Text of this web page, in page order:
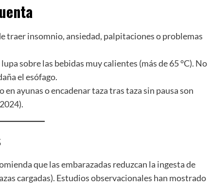
traer insomnio, ansiedad, palpitaciones o problemas
sobre las bebidas muy calientes (más de 65 °C). No
el esófago.
en ayunas o encadenar taza tras taza sin pausa son
que las embarazadas reduzcan la ingesta de
cargadas). Estudios observacionales han mostrado